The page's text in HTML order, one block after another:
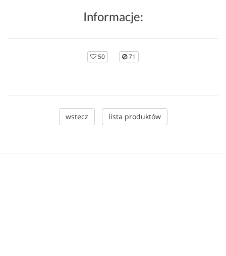
Informacje:
50 71
wstecz lista produktów